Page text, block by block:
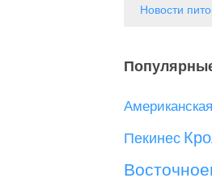
Новости
Пекинес